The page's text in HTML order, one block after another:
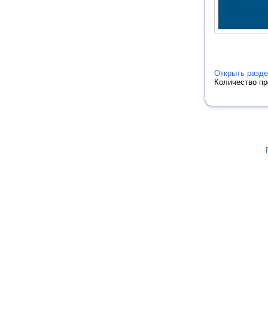
Открыть
Количество